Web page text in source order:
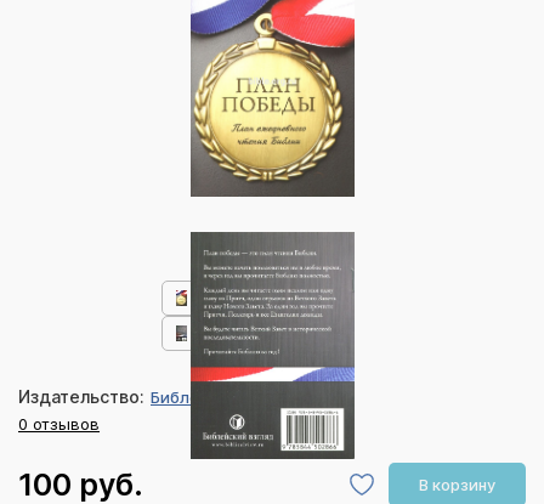
Издательство: Библейский взгляд
0 отзывов
100 руб. В корзину